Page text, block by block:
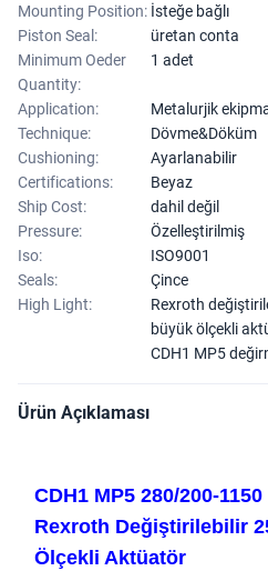
Mounting Position: İsteğe bağlı
Piston Seal:
üretan conta
Minimum Oeder
Quantity:
1 adet
Application:
Metalurjik
Technique:
Dövme&Döküm
Cushioning:
Ayarlanabilir
Certifications:
Beyaz
Ship Cost:
dahil değil
Pressure:
Özelleştirilmiş
Iso:
ISO9001
Seals:
Çince
High Light:
Rexroth
büyük ölçekli
CDH1 MP5
Ürün Açıklaması
CDH1 MP5 280/200-
Rexroth Değiştirilebilir
Ölçekli Aktüatör